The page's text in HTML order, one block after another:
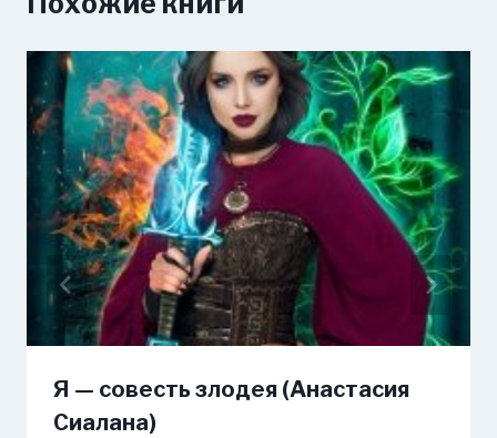
Я — совесть злодея (Анастасия
Сиалана)